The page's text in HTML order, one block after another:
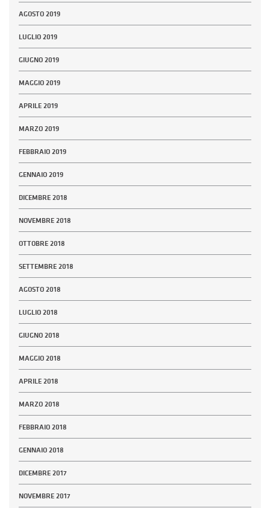
AGOSTO 2019
LUGLIO 2019
GIUGNO 2019
MAGGIO 2019
APRILE 2019
MARZO 2019
FEBBRAIO 2019
GENNAIO 2019
DICEMBRE 2018
NOVEMBRE 2018
OTTOBRE 2018
SETTEMBRE 2018
AGOSTO 2018
LUGLIO 2018
GIUGNO 2018
MAGGIO 2018
APRILE 2018
MARZO 2018
FEBBRAIO 2018
GENNAIO 2018
DICEMBRE 2017
NOVEMBRE 2017